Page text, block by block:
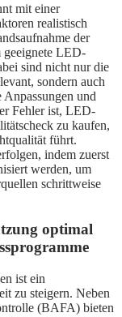
mit einer
realistisch
der
geeignete LED-
sind nicht nur die
sondern auch
und
Fehler ist, LED-
zu kaufen,
führt.
indem zuerst
werden, um
schrittweise
optimal
ist ein
zu steigern. Neben
(BAFA) bieten